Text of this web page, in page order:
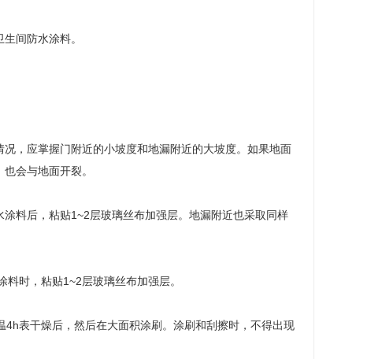
间防水涂料。
，应掌握门附近的小坡度和地漏附近的大坡度。如果地面
会与地面开裂。
料后，粘贴1~2层玻璃丝布加强层。地漏附近也采取同样
时，粘贴1~2层玻璃丝布加强层。
表干燥后，然后在大面积涂刷。涂刷和刮擦时，不得出现